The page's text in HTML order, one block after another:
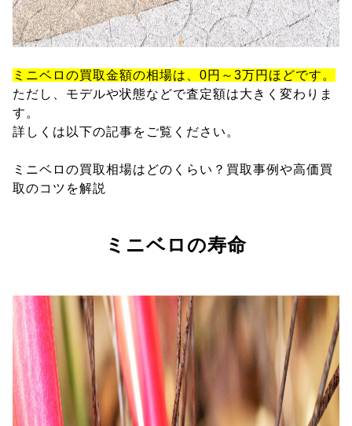
ミニベロの買取金額の相場は、0円～3万円ほどです。
ただし、モデルや状態などで査定額は大きく変わりま
す。
詳しくは以下の記事をご覧ください。
ミニベロの買取相場はどのくらい？買取事例や高価買
取のコツを解説
ミニベロの寿命